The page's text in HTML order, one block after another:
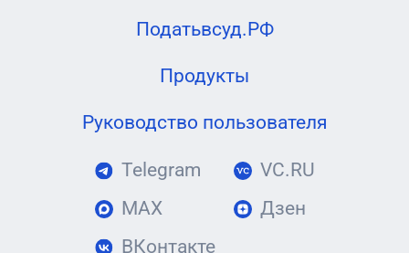
Податьвсуд.РФ
Продукты
Руководство пользователя
Telegram
MAX
ВКонтакте
VC.RU
Дзен